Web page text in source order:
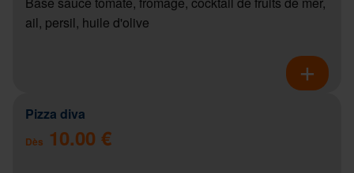
ail, persil, huile d'olive
Pizza diva
Dès 10.00 €